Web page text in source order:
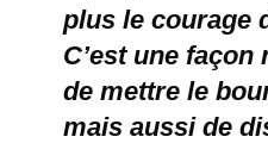
plus le courage
C’est une
de mettre le
mais aussi de